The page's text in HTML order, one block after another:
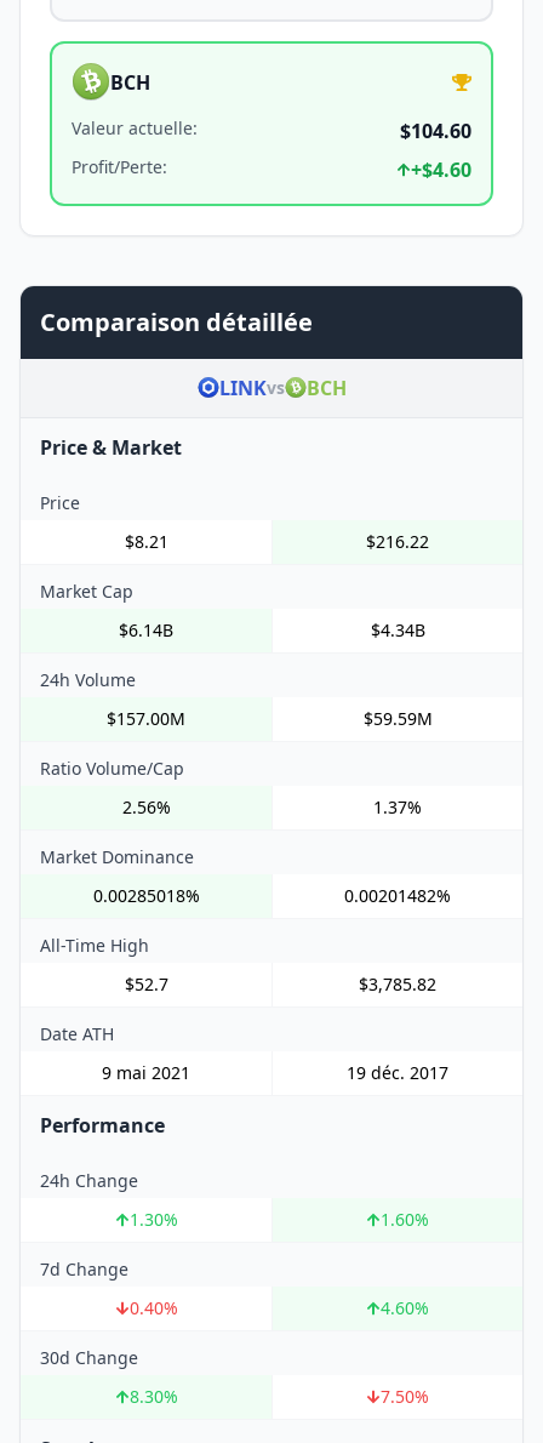
BCH
Valeur actuelle: $104.60
Profit/Perte: +$4.60
Comparaison détaillée
LINKvs BCH
Price & Market
Price
$8.21
$216.22
Market Cap
$6.14B
$4.34B
24h Volume
$157.00M
$59.59M
Ratio Volume/Cap
2.56%
1.37%
Market Dominance
0.00285018%
0.00201482%
All-Time High
$52.7
$3,785.82
Date ATH
9 mai 2021
19 déc. 2017
Performance
24h Change
1.30% 1.60%
7d Change
0.40% 4.60%
30d Change
8.30% 7.50%